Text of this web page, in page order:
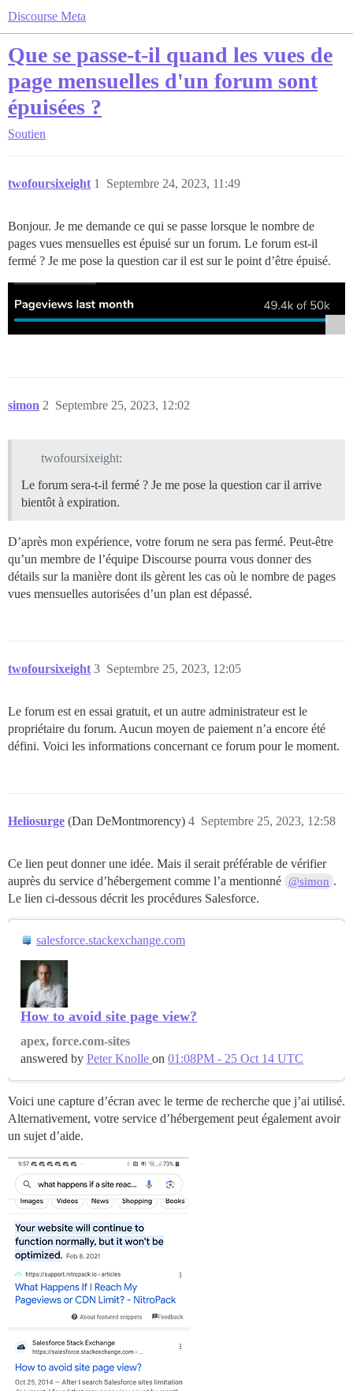
Discourse Meta
Que se passe-t-il quand les vues de
page mensuelles d'un forum sont
épuisées ?
Soutien
twofoursixeight Septembre 24, 2023, 11:49
1
Bonjour. Je me demande ce qui se passe lorsque le nombre de
pages vues mensuelles est épuisé sur un forum. Le forum est-il
fermé ? Je me pose la question car il est sur le point d’être épuisé.
simon Septembre 25, 2023, 12:02
2
twofoursixeight:
Le forum sera-t-il fermé ? Je me pose la question car il arrive
bientôt à expiration.
D’après mon expérience, votre forum ne sera pas fermé. Peut-être
qu’un membre de l’équipe Discourse pourra vous donner des
détails sur la manière dont ils gèrent les cas où le nombre de pages
vues mensuelles autorisées d’un plan est dépassé.
twofoursixeight Septembre 25, 2023, 12:05
3
Le forum est en essai gratuit, et un autre administrateur est le
propriétaire du forum. Aucun moyen de paiement n’a encore été
défini. Voici les informations concernant ce forum pour le moment.
Heliosurge (Dan DeMontmorency) Septembre 25, 2023, 12:58
4
Ce lien peut donner une idée. Mais il serait préférable de vérifier
auprès du service d’hébergement comme l’a mentionné @simon .
Le lien ci-dessous décrit les procédures Salesforce.
salesforce.stackexchange.com
How to avoid site page view?
apex, force.com-sites
answered by Peter Knolle on 01:08PM - 25 Oct 14 UTC
Voici une capture d’écran avec le terme de recherche que j’ai utilisé.
Alternativement, votre service d’hébergement peut également avoir
un sujet d’aide.